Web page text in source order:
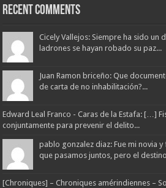
Recent Comments
Cicely Vallejos: Siempre ha sido un
ladrones se hayan robado su paz...
Juan Ramon briceño: Que
de carta de no inhabilitación?...
Edward Leal Franco - Caras de la Estafa: […]
conjuntamente para prevenir el delito...
pablo gonzalez diaz: Fue mi novia
que pasamos juntos, pero el
[Chroniques] – Chroniques amérindiennes –